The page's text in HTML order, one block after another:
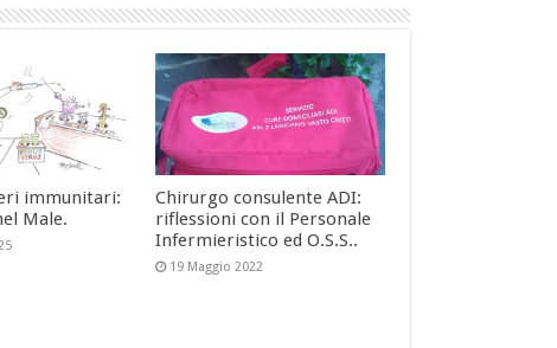
immunitari:
Male.
Chirurgo consulente ADI:
riflessioni con il Personale
Infermieristico ed O.S.S..
19 Maggio 2022